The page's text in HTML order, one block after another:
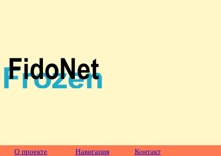
О проекте Навигация Контакт